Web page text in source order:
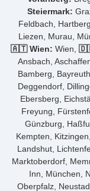
Steiermark:
Feldbach,
Liezen, Murau,
🇦🇹 Wien: Wien,
Ansbach,
Bamberg,
Deggendorf,
Ebersberg,
Freyung,
Günzburg,
Kempten,
Landshut,
Marktoberdorf,
Inn, München,
Oberpfalz,